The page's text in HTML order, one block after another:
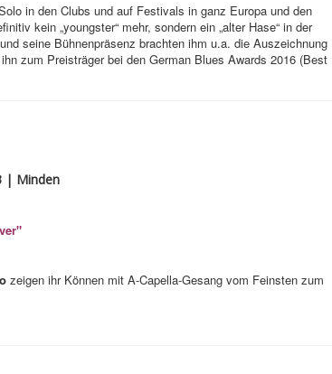
in den Clubs und auf Festivals in ganz Europa und den
kein „youngster“ mehr, sondern ein „alter Hase“ in der
seine Bühnenpräsenz brachten ihm u.a. die Auszeichnung
zum Preisträger bei den German Blues Awards 2016 (Best
| Minden
zeigen ihr Können mit A-Capella-Gesang vom Feinsten zum